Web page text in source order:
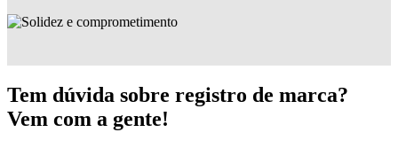
Tem dúvida sobre registro de marca?
Vem com a gente!